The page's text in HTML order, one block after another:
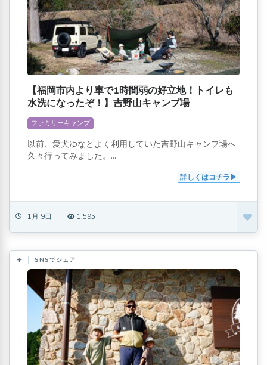
【福岡市内より車で1時間弱の好立地！トイレも
水洗になったぞ！】吉野山キャンプ場
ファミリーキャンプ
以前、愛犬ゆなとよく利用していた吉野山キャンプ場へ
久々行ってみました。...
詳しくはコチラ
1月 9日 1,595
SNSでシェア